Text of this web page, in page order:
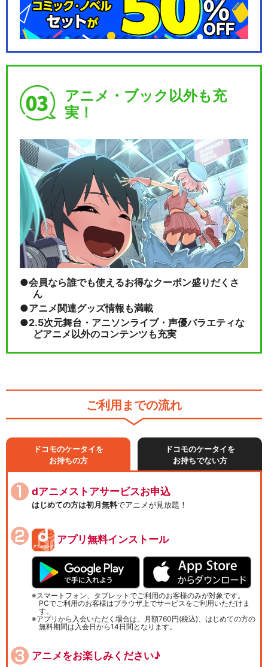
アニメ・ブック以外も充
実！
会員なら誰でも使えるお得なクーポン盛りだくさ
ん
アニメ関連グッズ情報も満載
2.5次元舞台・アニソンライブ・声優バラエティな
どアニメ以外のコンテンツも充実
ご利用までの流れ
ドコモのケータイを
お持ちの方
ドコモのケータイを
お持ちでない方
dアニメストアサービスお申込
はじめての方は初月無料でアニメが見放題！
アプリ無料インストール
スマートフォン、タブレットでご利用のお客様のみが対象です。
PCでご利用のお客様はブラウザ上でサービスをご利用いただけま
す。
アプリから入会いただく場合は、月額760円(税込)、はじめての方の
無料期間は入会日から14日間となります。
アニメをお楽しみください♪